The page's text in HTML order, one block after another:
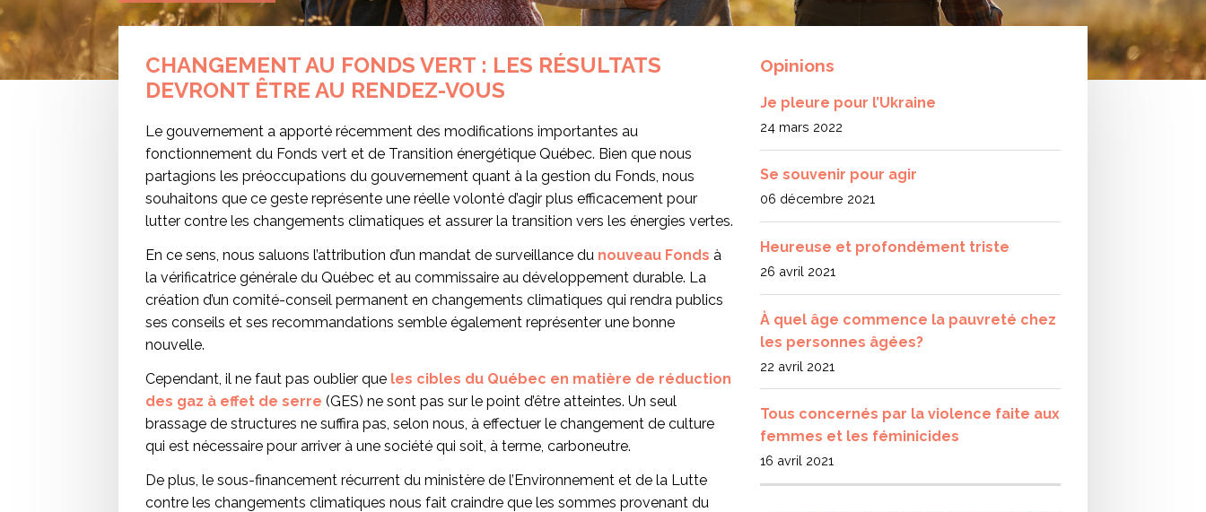
CHANGEMENT AU FONDS VERT : LES RÉSULTATS
DEVRONT ÊTRE AU RENDEZ-VOUS
Le gouvernement a apporté récemment des modifications importantes au
fonctionnement du Fonds vert et de Transition énergétique Québec. Bien que nous
partagions les préoccupations du gouvernement quant à la gestion du Fonds, nous
souhaitons que ce geste représente une réelle volonté d’agir plus efficacement pour
lutter contre les changements climatiques et assurer la transition vers les énergies vertes.
En ce sens, nous saluons l’attribution d’un mandat de surveillance du nouveau Fonds à
la vérificatrice générale du Québec et au commissaire au développement durable. La
création d’un comité-conseil permanent en changements climatiques qui rendra publics
ses conseils et ses recommandations semble également représenter une bonne
nouvelle.
Cependant, il ne faut pas oublier que les cibles du Québec en matière de réduction
des gaz à effet de serre (GES) ne sont pas sur le point d’être atteintes. Un seul
brassage de structures ne suffira pas, selon nous, à effectuer le changement de culture
qui est nécessaire pour arriver à une société qui soit, à terme, carboneutre.
De plus, le sous-financement récurrent du ministère de l’Environnement et de la Lutte
contre les changements climatiques nous fait craindre que les sommes provenant du
Opinions
Je pleure pour l’Ukraine
24 mars 2022
Se souvenir pour agir
06 décembre 2021
Heureuse et profondément triste
26 avril 2021
À quel âge commence la pauvreté chez
les personnes âgées?
22 avril 2021
Tous concernés par la violence faite aux
femmes et les féminicides
16 avril 2021